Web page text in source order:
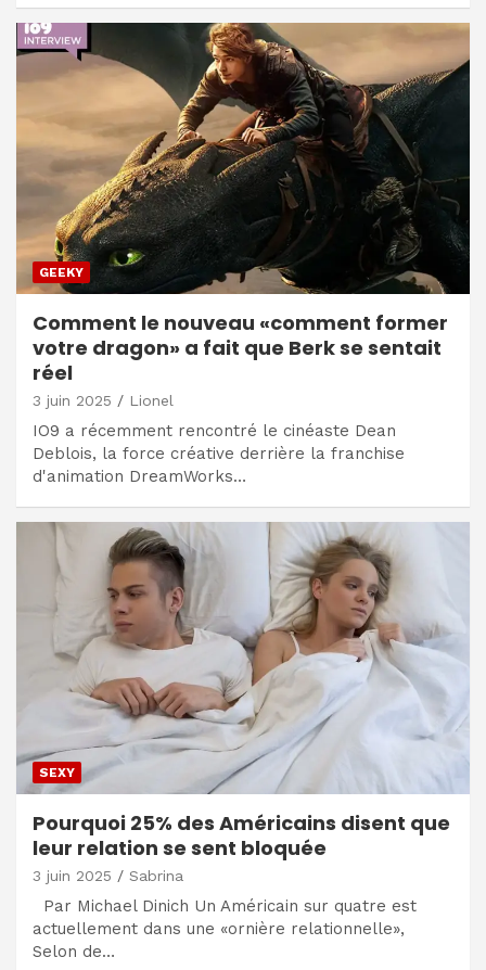
GEEKY
Comment le nouveau «comment former
votre dragon» a fait que Berk se sentait
réel
3 juin 2025 Lionel
IO9 a récemment rencontré le cinéaste Dean
Deblois, la force créative derrière la franchise
d'animation DreamWorks…
SEXY
Pourquoi 25% des Américains disent que
leur relation se sent bloquée
3 juin 2025 Sabrina
Par Michael Dinich Un Américain sur quatre est
actuellement dans une «ornière relationnelle»,
Selon de…